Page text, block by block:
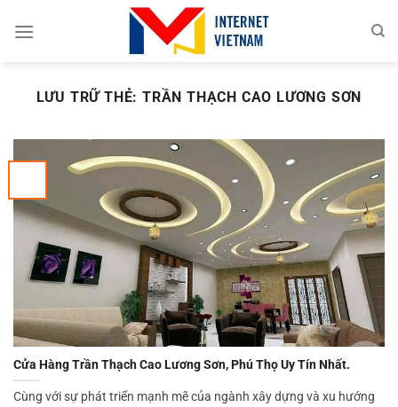
đến
LƯU TRỮ THẺ:TRẦN THẠCH CAO LƯƠNG SƠN
Cửa Hàng Trần Thạch Cao Lương Sơn, Phú Thọ Uy Tín Nhất.
Cùng với sự phát triển mạnh mẽ của ngành xây dựng và xu hướng